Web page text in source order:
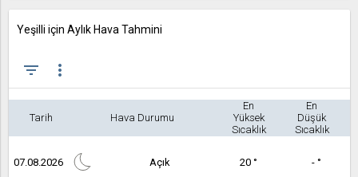
Yeşilli için Aylık Hava Tahmini
filter_list more_vert
Tarih Hava Durumu
En
Yüksek
Sıcaklık
En
Düşük
Sıcaklık
07.08.2026 Açık 20 ° - °